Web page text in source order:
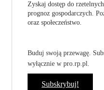
Zyskaj dostęp do
prognoz gospodarczych.
oraz społeczeństwo.
Buduj swoją przewagę.
wyłącznie w pro.rp.pl.
Subskrybuj!